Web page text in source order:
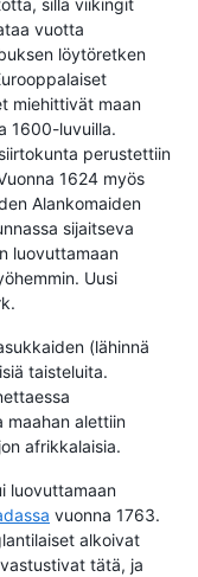
sillä viikingit
vuotta
löytöretken
miehittivät maan
1600-luvuilla.
perustettiin
1624 myös
Alankomaiden
sijaitseva
luovuttamaan
Uusi
(lähinnä
taisteluita.
maahan alettiin
afrikkalaisia.
luovuttamaan
vuonna 1763.
alkoivat
tätä, ja